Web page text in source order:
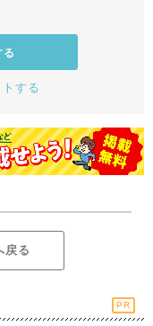
る
する
戻る
PR